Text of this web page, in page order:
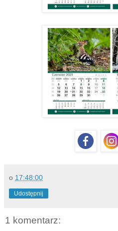
o 17:48:00
Udostępnij
1 komentarz: